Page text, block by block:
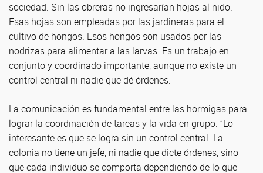
sociedad. Sin las obreras no ingresarían hojas al nido.
Esas hojas son empleadas por las jardineras para el
cultivo de hongos. Esos hongos son usados por las
nodrizas para alimentar a las larvas. Es un trabajo en
conjunto y coordinado importante, aunque no existe un
control central ni nadie que dé órdenes.
La comunicación es fundamental entre las hormigas para
lograr la coordinación de tareas y la vida en grupo. “Lo
interesante es que se logra sin un control central. La
colonia no tiene un jefe, ni nadie que dicte órdenes, sino
que cada individuo se comporta dependiendo de lo que